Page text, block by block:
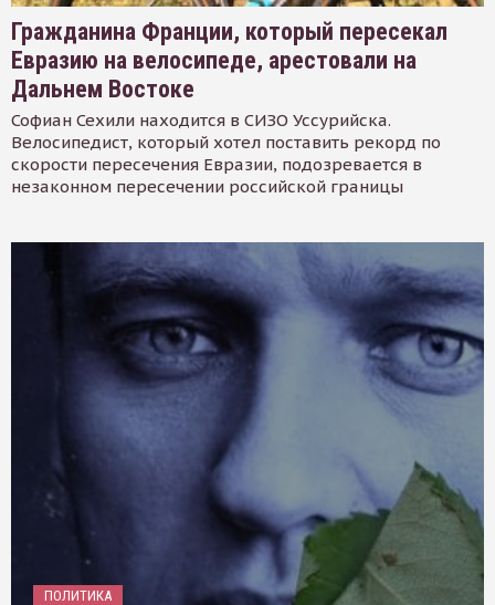
Гражданина Франции, который пересекал
Евразию на велосипеде, арестовали на
Дальнем Востоке
Софиан Сехили находится в СИЗО Уссурийска.
Велосипедист, который хотел поставить рекорд по
скорости пересечения Евразии, подозревается в
незаконном пересечении российской границы
ПОЛИТИКА